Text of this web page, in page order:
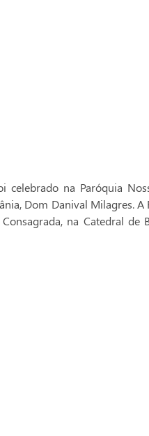
na Paróquia
Dom Danival Milagres. A
na Catedral de